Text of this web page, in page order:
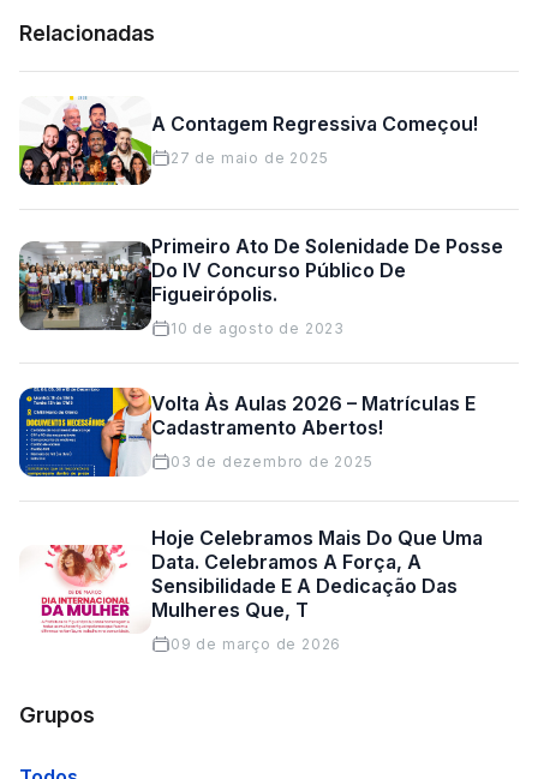
Relacionadas
A Contagem Regressiva Começou!
27 de maio de 2025
Primeiro Ato De Solenidade De Posse
Do IV Concurso Público De
Figueirópolis.
10 de agosto de 2023
Volta Às Aulas 2026 – Matrículas E
Cadastramento Abertos!
03 de dezembro de 2025
Hoje Celebramos Mais Do Que Uma
Data. Celebramos A Força, A
Sensibilidade E A Dedicação Das
Mulheres Que, T
09 de março de 2026
Grupos